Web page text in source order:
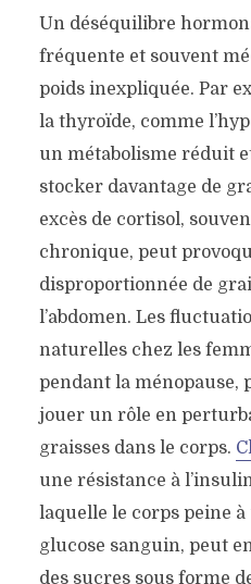
Un déséquilibre
fréquente et souvent
poids inexpliquée. Par
la thyroïde, comme
un métabolisme réduit
stocker davantage de
excès de cortisol,
chronique, peut
disproportionnée de
l’abdomen. Les
naturelles chez les
pendant la ménopause,
jouer un rôle en
graisses dans le corps.
une résistance à
laquelle le corps peine
glucose sanguin, peut
des sucres sous forme